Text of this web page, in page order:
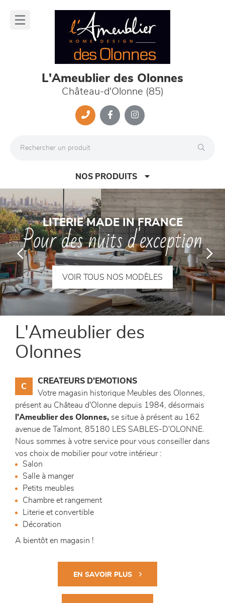
L'Ameublier des Olonnes
Château-d'Olonne (85)
NOS PRODUITS
canapés et fauteuils
séjours
meubles de complément
chambres et dressing
literie
LITERIE MADE IN FRANCE
Pour des nuits d'exception
VOIR TOUS NOS MODÈLES
Previous
L'Ameublier des
Olonnes
C
CREATEURS D'EMOTIONS
Votre magasin historique Meubles des Olonnes,
présent au Château d'Olonne depuis 1984, désormais
l'Ameublier des Olonnes, se situe à présent au 162
avenue de Talmont, 85180 LES SABLES-D'OLONNE.
Nous sommes à votre service pour vous conseiller dans
vos choix de mobilier pour votre intérieur :
Salon
Salle à manger
Petits meubles
Chambre et rangement
Literie et convertible
Décoration
A bientôt en magasin !
EN SAVOIR PLUS